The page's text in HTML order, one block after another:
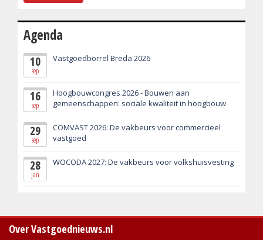
Agenda
10
sep
Vastgoedborrel Breda 2026
16
sep
Hoogbouwcongres 2026 - Bouwen aan
gemeenschappen: sociale kwaliteit in hoogbouw
29
sep
COMVAST 2026: De vakbeurs voor commercieel
vastgoed
28
jan
WOCODA 2027: De vakbeurs voor volkshuisvesting
Over Vastgoednieuws.nl